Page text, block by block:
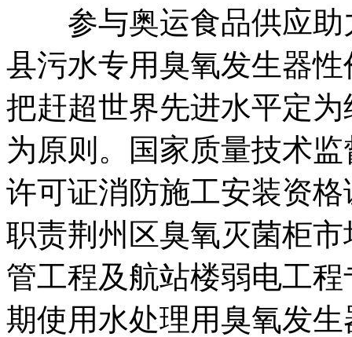
参与奥运食品供应助
县污水专用臭氧发生器
把赶超世界先进水平定
为原则。国家质量技术
许可证消防施工安装资
职责荆州区臭氧灭菌柜
管工程及航站楼弱电工
期使用水处理用臭氧发